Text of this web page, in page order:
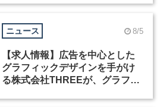
ニュース 8/5
【求人情報】広告を中心とした
グラフィックデザインを手がけ
る株式会社THREEが、グラフィ